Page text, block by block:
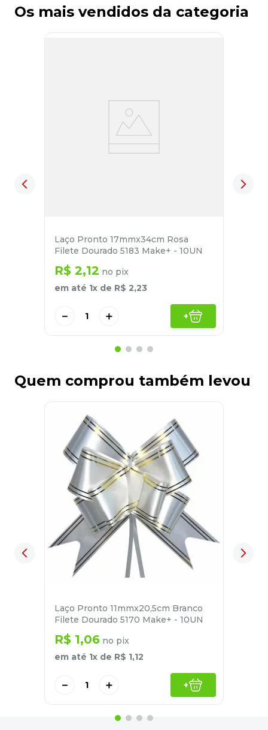
Os mais vendidos da categoria
Laço Pronto 17mmx34cm Rosa
Filete Dourado 5183 Make+ - 10UN
R$ 2,12 no pix
em até 1x de R$ 2,23
＋
－ +
Quem comprou também levou
Laço Pronto 11mmx20,5cm Branco
Filete Dourado 5170 Make+ - 10UN
R$ 1,06 no pix
em até 1x de R$ 1,12
＋
－ +